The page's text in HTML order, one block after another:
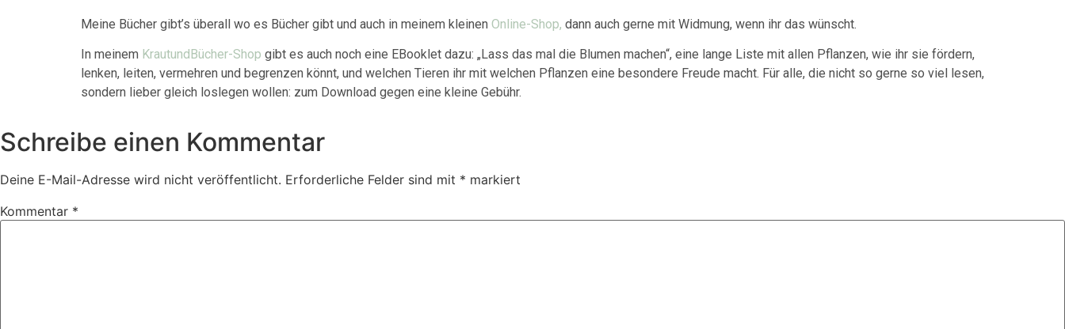
Meine Bücher gibt’s überall wo es Bücher gibt und auch in meinem kleinen Online-Shop, dann auch gerne mit Widmung, wenn ihr das wünscht.
In meinem KrautundBücher-Shop gibt es auch noch eine EBooklet dazu: „Lass das mal die Blumen machen“, eine lange Liste mit allen Pflanzen, wie ihr sie fördern,
lenken, leiten, vermehren und begrenzen könnt, und welchen Tieren ihr mit welchen Pflanzen eine besondere Freude macht. Für alle, die nicht so gerne so viel lesen,
sondern lieber gleich loslegen wollen: zum Download gegen eine kleine Gebühr.
Schreibe einen Kommentar
Deine E-Mail-Adresse wird nicht veröffentlicht. Erforderliche Felder sind mit * markiert
Kommentar *